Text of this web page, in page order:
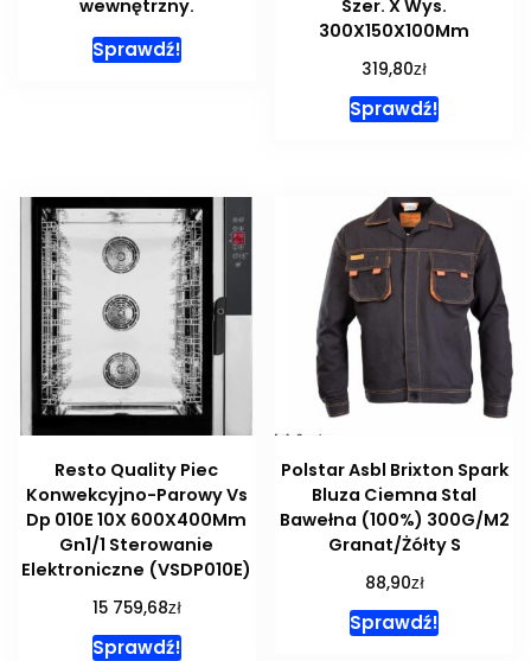
wewnętrzny.
Sprawdź!
Szer. X Wys.
300X150X100Mm
319,80zł
Sprawdź!
Resto Quality Piec
Konwekcyjno-Parowy Vs
Dp 010E 10X 600X400Mm
Gn1/1 Sterowanie
Elektroniczne (VSDP010E)
15 759,68zł
Sprawdź!
Polstar Asbl Brixton Spark
Bluza Ciemna Stal
Bawełna (100%) 300G/M2
Granat/Żółty S
88,90zł
Sprawdź!